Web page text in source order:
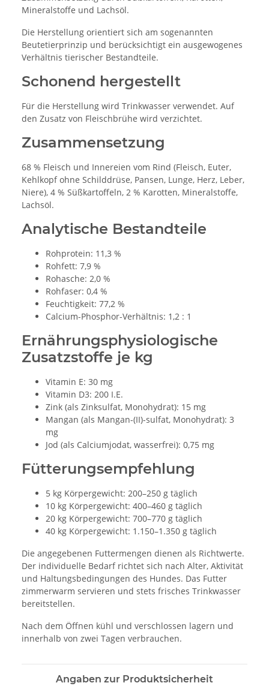
Mineralstoffe und Lachsöl.
Die Herstellung orientiert sich am sogenannten
Beutetierprinzip und berücksichtigt ein ausgewogenes
Verhältnis tierischer Bestandteile.
Schonend hergestellt
Für die Herstellung wird Trinkwasser verwendet. Auf
den Zusatz von Fleischbrühe wird verzichtet.
Zusammensetzung
68 % Fleisch und Innereien vom Rind (Fleisch, Euter,
Kehlkopf ohne Schilddrüse, Pansen, Lunge, Herz, Leber,
Niere), 4 % Süßkartoffeln, 2 % Karotten, Mineralstoffe,
Lachsöl.
Analytische Bestandteile
Rohprotein: 11,3 %
Rohfett: 7,9 %
Rohasche: 2,0 %
Rohfaser: 0,4 %
Feuchtigkeit: 77,2 %
Calcium-Phosphor-Verhältnis: 1,2 : 1
Ernährungsphysiologische
Zusatzstoffe je kg
Vitamin E: 30 mg
Vitamin D3: 200 I.E.
Zink (als Zinksulfat, Monohydrat): 15 mg
Mangan (als Mangan-(II)-sulfat, Monohydrat): 3
mg
Jod (als Calciumjodat, wasserfrei): 0,75 mg
Fütterungsempfehlung
5 kg Körpergewicht: 200–250 g täglich
10 kg Körpergewicht: 400–460 g täglich
20 kg Körpergewicht: 700–770 g täglich
40 kg Körpergewicht: 1.150–1.350 g täglich
Die angegebenen Futtermengen dienen als Richtwerte.
Der individuelle Bedarf richtet sich nach Alter, Aktivität
und Haltungsbedingungen des Hundes. Das Futter
zimmerwarm servieren und stets frisches Trinkwasser
bereitstellen.
Nach dem Öffnen kühl und verschlossen lagern und
innerhalb von zwei Tagen verbrauchen.
Angaben zur Produktsicherheit